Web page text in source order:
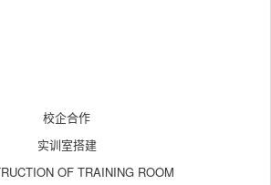
校企合作
实训室搭建
OF TRAINING ROOM